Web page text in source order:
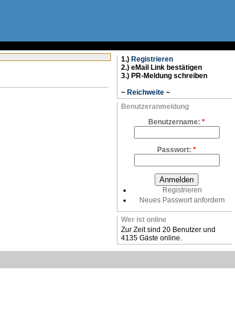
1.) Registrieren
2.) eMail Link bestätigen
3.) PR-Meldung schreiben
~ Reichweite ~
Benutzeranmeldung
Benutzername: *
Passwort: *
Registrieren
Neues Passwort anfordern
Wer ist online
Zur Zeit sind 20 Benutzer und
4135 Gäste online.